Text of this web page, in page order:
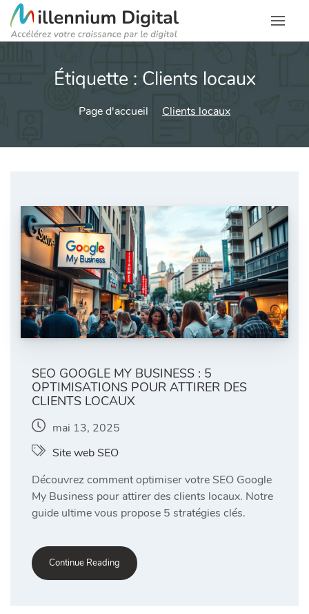
Étiquette : Clients locaux
Page d'accueil Clients locaux
SEO GOOGLE MY BUSINESS : 5
OPTIMISATIONS POUR ATTIRER DES
CLIENTS LOCAUX
mai 13, 2025
Site web SEO
Découvrez comment optimiser votre SEO Google
My Business pour attirer des clients locaux. Notre
guide ultime vous propose 5 stratégies clés.
Continue Reading